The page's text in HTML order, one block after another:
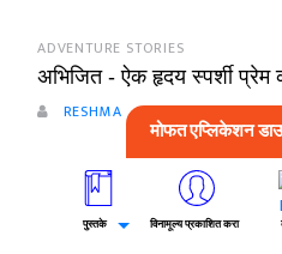
ADVENTURE STORIES
अभिजित - ऐक हृदय स्पर्शी प्रेम
RESHMA
FICTION STORIES
तोतया वारसदार - भाग 62
DILIP BHIDE
मोफत एप्लिकेशन
पुस्तके विनामूल्य प्रकाशित करा